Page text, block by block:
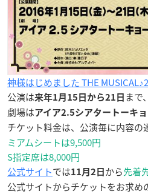
神様はじめました THE
公演は来年1月15日から21日 まで
劇場はアイア2.5シアタートーキ
チケット料金は、公演毎に内容の
ミアムシートは9,500円
S指定席は8,000円
公式サイトでは11月2日 から先着
公式サイトからチケットをお求め